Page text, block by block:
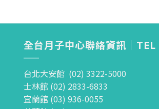
全台月子中心聯絡資訊｜TEL
台北大安館 (02) 3322-5000
士林館 (02) 2833-6833
宜蘭館 (03) 936-0055